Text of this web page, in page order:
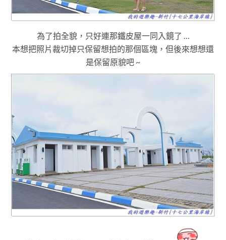
為了拍全貌 ，只好連那鐵皮屋一同入鏡了 …
本想把照片裁切掉只保留想拍的那個區塊 ，但後來想想還
是保留原貌吧 ~